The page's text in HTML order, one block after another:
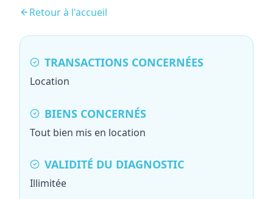
Retour à l'accueil
TRANSACTIONS CONCERNÉES
Location
BIENS CONCERNÉS
Tout bien mis en location
VALIDITÉ DU DIAGNOSTIC
Illimitée